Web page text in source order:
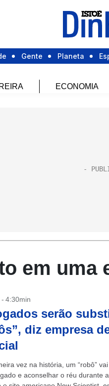
Gente Planeta
ECONOMIA
em uma
4:30min
serão
diz empresa
vez na história, um “robô”
e aconselhar o réu durante